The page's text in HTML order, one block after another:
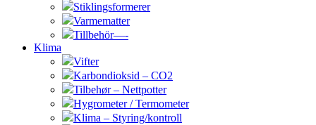
Stiklingsformerer
Varmematter
Tillbehör—-
Klima
Vifter
Karbondioksid – CO2
Tilbehør – Nettpotter
Hygrometer / Termometer
Klima – Styring/kontroll